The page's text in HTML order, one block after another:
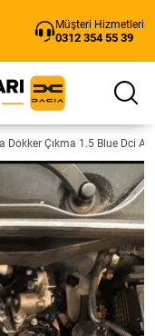
Müşteri Hizmetleri
0312 354 55 39
Dokker Çıkma 1.5 Blue Dci